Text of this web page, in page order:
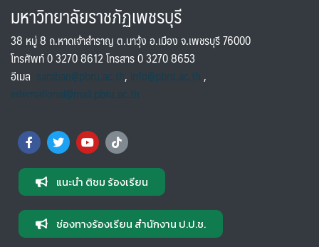
มหาวิทยาลัยราชภัฏเพชรบุรี
38 หมู่ 8 ถ.หาดเจ้าสำราญ ต.นาวุ้ง อ.เมือง จ.เพชรบุรี 76000
โทรศัพท์ 0 3270 8612 โทรสาร 0 3270 8653
อีเมล saraban@pbru.ac.th, info@pbru.ac.th,
international@mail.pbru.ac.th
แนะนำ ติชม ร้องเรียน
ช่องทางร้องเรียน สำนักงาน ป.ป.ช.